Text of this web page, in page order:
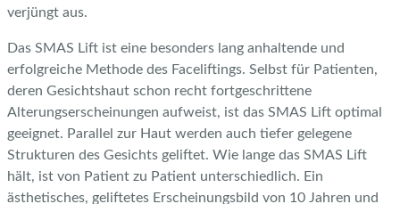
verjüngt aus.
Das SMAS Lift ist eine besonders lang anhaltende und
erfolgreiche Methode des Faceliftings. Selbst für Patienten,
deren Gesichtshaut schon recht fortgeschrittene
Alterungserscheinungen aufweist, ist das SMAS Lift optimal
geeignet. Parallel zur Haut werden auch tiefer gelegene
Strukturen des Gesichts geliftet. Wie lange das SMAS Lift
hält, ist von Patient zu Patient unterschiedlich. Ein
ästhetisches, geliftetes Erscheinungsbild von 10 Jahren und